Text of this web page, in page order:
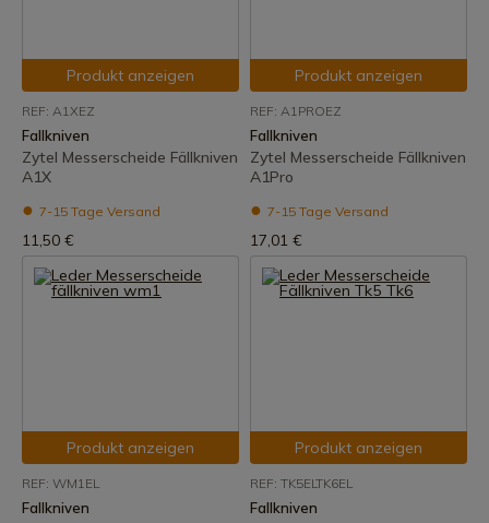
Produkt anzeigen
REF: A1XEZ
Fallkniven
Zytel Messerscheide Fällkniven
A1X
7-15 Tage Versand
11,50 €
Produkt anzeigen
REF: A1PROEZ
Fallkniven
Zytel Messerscheide Fällkniven
A1Pro
7-15 Tage Versand
17,01 €
Produkt anzeigen
REF: WM1EL
Fallkniven
Produkt anzeigen
REF: TK5ELTK6EL
Fallkniven